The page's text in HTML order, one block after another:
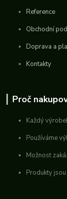
Reference
Obchodní
Doprava a
Kontakty
Proč
Každý
Používáme
Možnost
Produkty